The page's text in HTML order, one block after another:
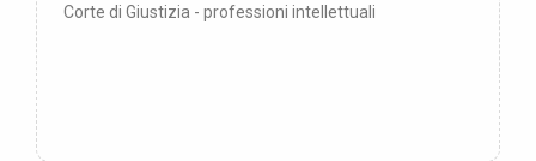
Corte di Giustizia - professioni intellettuali